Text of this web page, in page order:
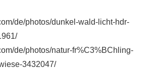
de/photos/dunkel-wald-licht-hdr-
de/photos/natur-fr%C3%BChling-
3432047/